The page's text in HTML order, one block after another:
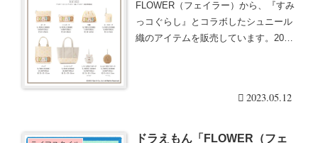
場！発売日・柄・口コミまと
め！販売方法、販売店舗は？
FLOWER（フェイラー）から、『すみ
っコぐらし』とコラボしたシュニール
織のアイテムを販売しています。2023
2023.05.12
ドラえもん「FLOWER（フェ